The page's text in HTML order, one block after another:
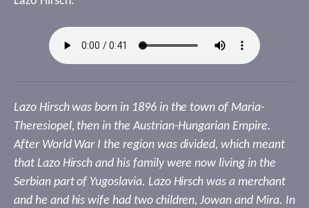
Lazo Hirsch was born in 1896 in the town of Maria-
Theresiopel, then in the Austrian-Hungarian Empire.
After World War I the region was divided, which meant
that Lazo Hirsch and his family were now living in the
Serbian part of Yugoslavia. Lazo Hirsch was a merchant
and he and his wife had two children, Jowan and Mira. In